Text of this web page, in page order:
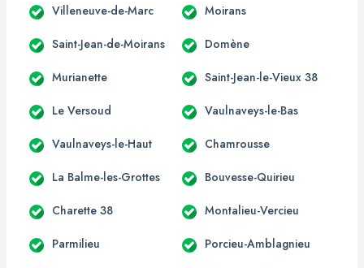
Villeneuve-de-Marc Moirans
Saint-Jean-de-Moirans Domène
Murianette Saint-Jean-le-Vieux 38
Le Versoud Vaulnaveys-le-Bas
Vaulnaveys-le-Haut Chamrousse
La Balme-les-Grottes Bouvesse-Quirieu
Charette 38 Montalieu-Vercieu
Parmilieu Porcieu-Amblagnieu